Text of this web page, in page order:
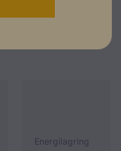
Energilagring